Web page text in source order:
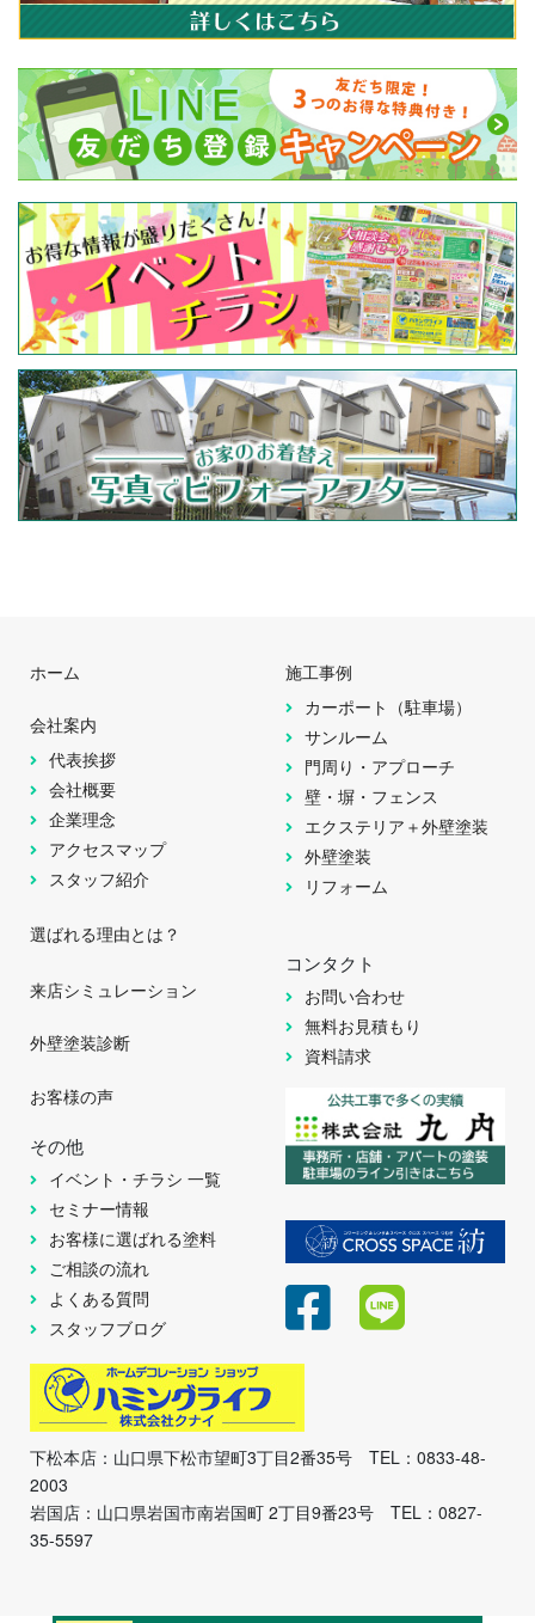
ホーム
会社案内
代表挨拶
会社概要
企業理念
アクセスマップ
スタッフ紹介
選ばれる理由とは？
施工事例
カーポート（駐車場）
サンルーム
門周り・アプローチ
壁・塀・フェンス
エクステリア＋外壁塗装
外壁塗装
リフォーム
来店シミュレーション
外壁塗装診断
お客様の声
その他
イベント・チラシ 一覧
セミナー情報
お客様に選ばれる塗料
ご相談の流れ
よくある質問
スタッフブログ
コンタクト
お問い合わせ
無料お見積もり
資料請求
下松本店：山口県下松市望町3丁目2番35号 TEL：0833-48-
2003
岩国店：山口県岩国市南岩国町 2丁目9番23号 TEL：0827-
35-5597